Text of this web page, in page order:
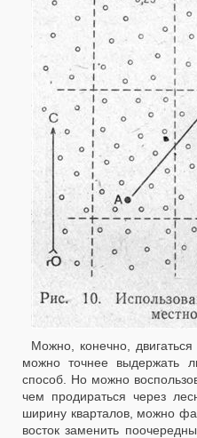
Можно, конечно,
можно точнее выдержать
способ. Но можно
чем продираться через
ширину кварталов, можно
восток заменить